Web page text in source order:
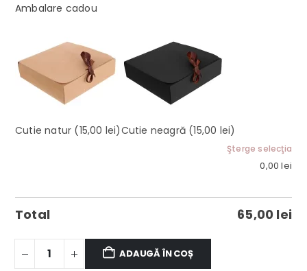
Ambalare cadou
Cutie natur (15,00 lei)Cutie neagră (15,00 lei)
Şterge selecţia
0,00lei
Total 65,00 lei
ADAUGĂ ÎN COȘ